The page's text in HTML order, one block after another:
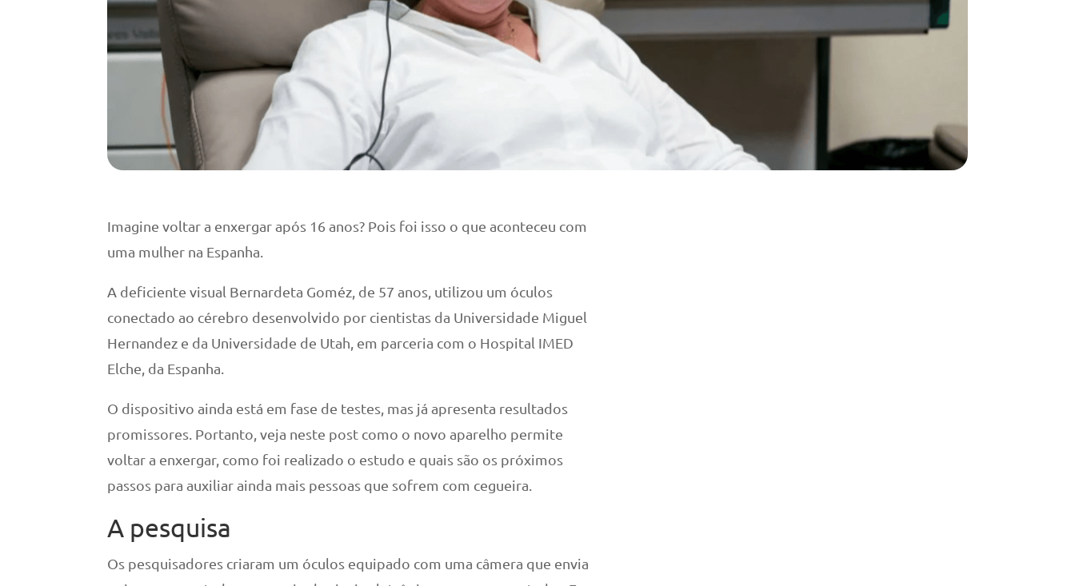
Imagine voltar a enxergar após 16 anos? Pois foi isso o que aconteceu com
uma mulher na Espanha.
A deficiente visual Bernardeta Goméz, de 57 anos, utilizou um óculos
conectado ao cérebro desenvolvido por cientistas da Universidade Miguel
Hernandez e da Universidade de Utah, em parceria com o Hospital IMED
Elche, da Espanha.
O dispositivo ainda está em fase de testes, mas já apresenta resultados
promissores. Portanto, veja neste post como o novo aparelho permite
voltar a enxergar, como foi realizado o estudo e quais são os próximos
passos para auxiliar ainda mais pessoas que sofrem com cegueira.
A pesquisa
Os pesquisadores criaram um óculos equipado com uma câmera que envia